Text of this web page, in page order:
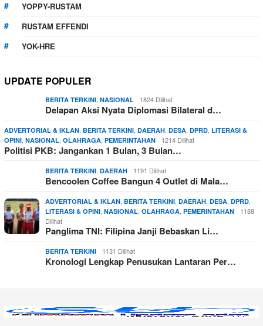
YOPPY-RUSTAM
RUSTAM EFFENDI
YOK-HRE
UPDATE POPULER
BERITA TERKINI, NASIONAL 1824 Dilihat
Delapan Aksi Nyata Diplomasi Bilateral d…
ADVERTORIAL & IKLAN, BERITA TERKINI, DAERAH, DESA, DPRD, LITERASI &
OPINI, NASIONAL, OLAHRAGA, PEMERINTAHAN 1214 Dilihat
Politisi PKB: Jangankan 1 Bulan, 3 Bulan…
BERITA TERKINI, DAERAH 1191 Dilihat
Bencoolen Coffee Bangun 4 Outlet di Mala…
ADVERTORIAL & IKLAN, BERITA TERKINI, DAERAH, DESA, DPRD,
LITERASI & OPINI, NASIONAL, OLAHRAGA, PEMERINTAHAN
1188
Dilihat
Panglima TNI: Filipina Janji Bebaskan Li…
BERITA TERKINI 1131 Dilihat
Kronologi Lengkap Penusukan Lantaran Per…